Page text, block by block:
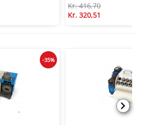
Kr. 416,70
Kr. 320,51
-35%